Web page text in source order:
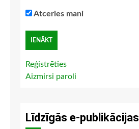
Atceries mani
Reģistrēties
Aizmirsi paroli
Līdzīgās e-publikācijas